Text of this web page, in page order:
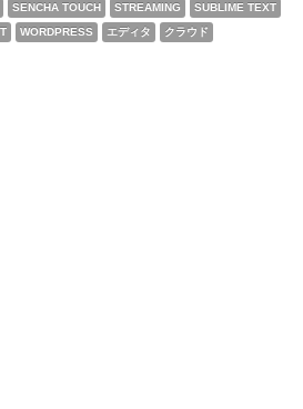
SENCHA TOUCH STREAMING
SUBLIME TEXT
WORDPRESS エディタ
クラウド